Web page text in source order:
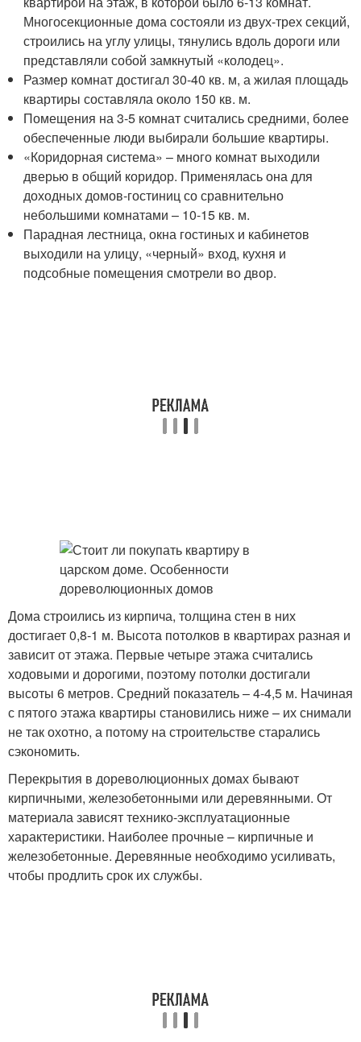
Многосекционные дома состояли из двух-трех секций,
строились на углу улицы, тянулись вдоль дороги или
представляли собой замкнутый «колодец».
Размер комнат достигал 30-40 кв. м, а жилая площадь
квартиры составляла около 150 кв. м.
Помещения на 3-5 комнат считались средними, более
обеспеченные люди выбирали большие квартиры.
«Коридорная система» – много комнат выходили
дверью в общий коридор. Применялась она для
доходных домов-гостиниц со сравнительно
небольшими комнатами – 10-15 кв. м.
Парадная лестница, окна гостиных и кабинетов
выходили на улицу, «черный» вход, кухня и
подсобные помещения смотрели во двор.
Дома строились из кирпича, толщина стен в них
достигает 0,8-1 м. Высота потолков в квартирах разная и
зависит от этажа. Первые четыре этажа считались
ходовыми и дорогими, поэтому потолки достигали
высоты 6 метров. Средний показатель – 4-4,5 м. Начиная
с пятого этажа квартиры становились ниже – их снимали
не так охотно, а потому на строительстве старались
сэкономить.
Перекрытия в дореволюционных домах бывают
кирпичными, железобетонными или деревянными. От
материала зависят технико-эксплуатационные
характеристики. Наиболее прочные – кирпичные и
железобетонные. Деревянные необходимо усиливать,
чтобы продлить срок их службы.